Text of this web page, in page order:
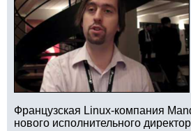
Французская Linux-компания
нового исполнительного